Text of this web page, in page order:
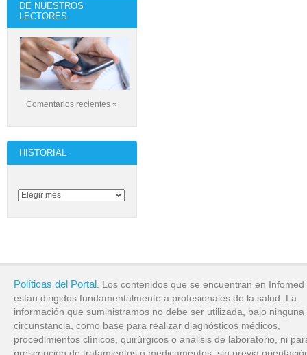
DE NUESTROS
LECTORES
Comentarios recientes »
HISTORIAL
Políticas del Portal. Los contenidos que se encuentran en Infomed
están dirigidos fundamentalmente a profesionales de la salud. La
información que suministramos no debe ser utilizada, bajo ninguna
circunstancia, como base para realizar diagnósticos médicos,
procedimientos clínicos, quirúrgicos o análisis de laboratorio, ni